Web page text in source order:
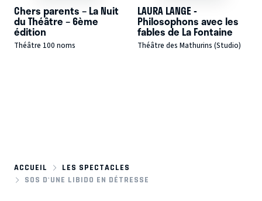
Chers parents – La Nuit
du Théâtre – 6ème
édition
Théâtre 100 noms
LAURA LANGE -
Philosophons avec les
fables de La Fontaine
Théâtre des Mathurins (Studio)
ACCUEIL
LES SPECTACLES
SOS D'UNE LIBIDO EN DÉTRESSE